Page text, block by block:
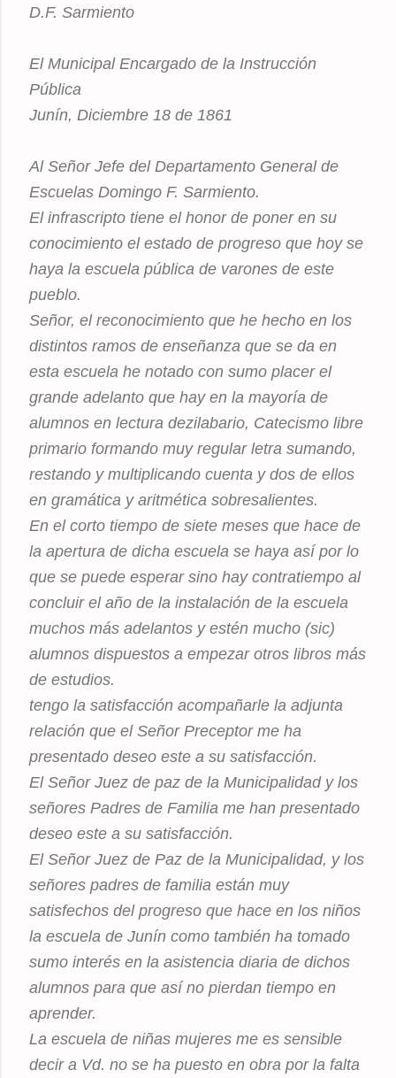
D.F. Sarmiento
El Municipal Encargado de la Instrucción
Pública
Junín, Diciembre 18 de 1861
Al Señor Jefe del Departamento General de
Escuelas Domingo F. Sarmiento.
El infrascripto tiene el honor de poner en su
conocimiento el estado de progreso que hoy se
haya la escuela pública de varones de este
pueblo.
Señor, el reconocimiento que he hecho en los
distintos ramos de enseñanza que se da en
esta escuela he notado con sumo placer el
grande adelanto que hay en la mayoría de
alumnos en lectura dezilabario, Catecismo libre
primario formando muy regular letra sumando,
restando y multiplicando cuenta y dos de ellos
en gramática y aritmética sobresalientes.
En el corto tiempo de siete meses que hace de
la apertura de dicha escuela se haya así por lo
que se puede esperar sino hay contratiempo al
concluir el año de la instalación de la escuela
muchos más adelantos y estén mucho (sic)
alumnos dispuestos a empezar otros libros más
de estudios.
tengo la satisfacción acompañarle la adjunta
relación que el Señor Preceptor me ha
presentado deseo este a su satisfacción.
El Señor Juez de paz de la Municipalidad y los
señores Padres de Familia me han presentado
deseo este a su satisfacción.
El Señor Juez de Paz de la Municipalidad, y los
señores padres de familia están muy
satisfechos del progreso que hace en los niños
la escuela de Junín como también ha tomado
sumo interés en la asistencia diaria de dichos
alumnos para que así no pierdan tiempo en
aprender.
La escuela de niñas mujeres me es sensible
decir a Vd. no se ha puesto en obra por la falta